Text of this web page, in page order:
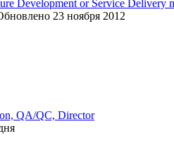
Development or Service Delivery
23 ноября 2012
QA/QC, Director